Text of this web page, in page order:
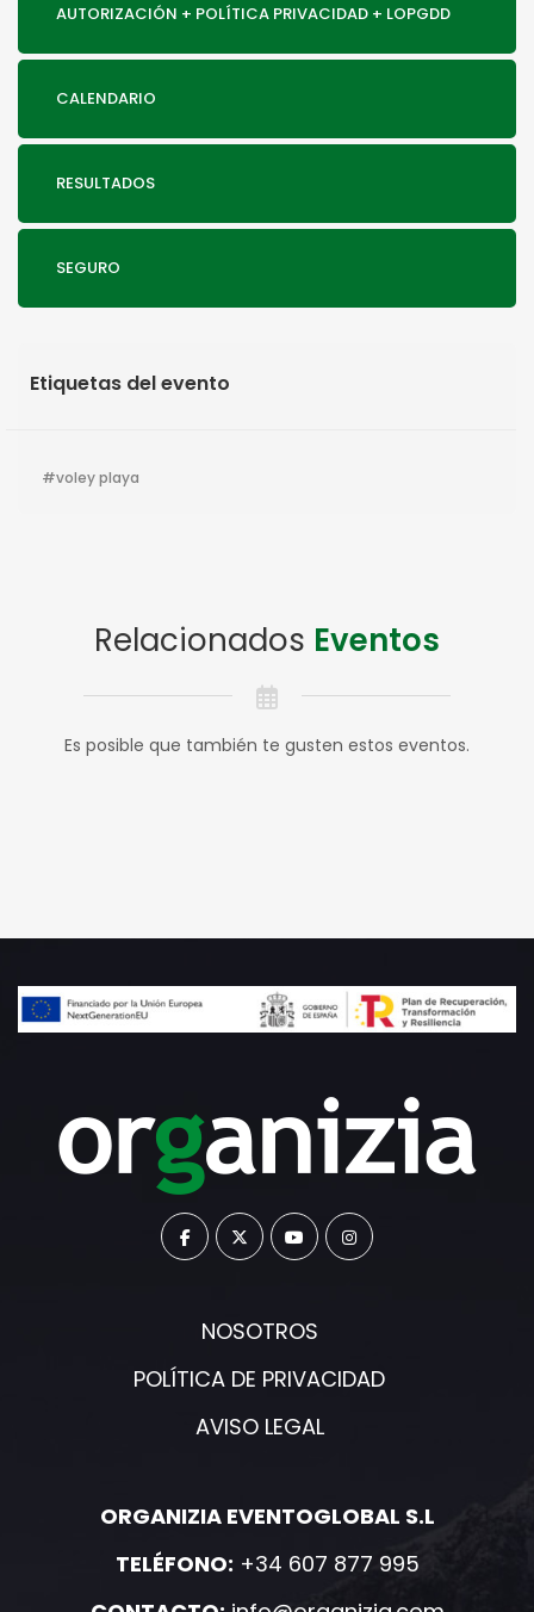
AUTORIZACIÓN + POLÍTICA PRIVACIDAD + LOPGDD
CALENDARIO
RESULTADOS
SEGURO
Etiquetas del evento
voley playa
Relacionados Eventos
Es posible que también te gusten estos eventos.
NOSOTROS
POLÍTICA DE PRIVACIDAD
AVISO LEGAL
ORGANIZIA EVENTOGLOBAL S.L
TELÉFONO: +34 607 877 995